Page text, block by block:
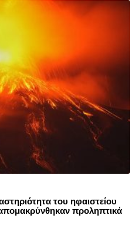
του ηφαιστείου
προληπτικά